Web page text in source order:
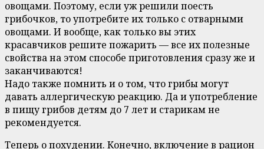
овощами. Поэтому, если уж решили поесть
грибочков, то употребите их только с отварными
овощами. И вообще, как только вы этих
красавчиков решите пожарить — все их полезные
свойства на этом способе приготовления сразу же и
заканчиваются!
Надо также помнить и о том, что грибы могут
давать аллергическую реакцию. Да и употребление
в пищу грибов детям до 7 лет и старикам не
рекомендуется.
Теперь о похудении. Конечно, включение в рацион